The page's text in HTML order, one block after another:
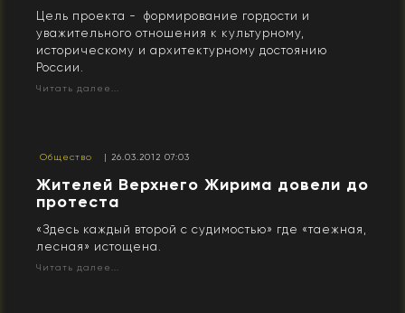
Цель проекта - формирование гордости и
уважительного отношения к культурному,
историческому и архитектурному достоянию
России.
Читать далее...
Общество | 26.03.2012 07:03
Жителей Верхнего Жирима довели до
протеста
«Здесь каждый второй с судимостью» где «таежная,
лесная» истощена.
Читать далее...